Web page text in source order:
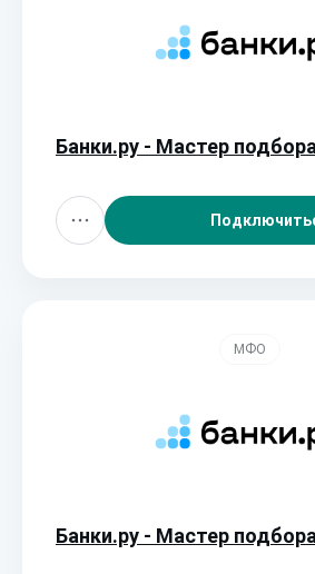
Банки.ру - Мастер
МФО
Банки.ру - Мастер